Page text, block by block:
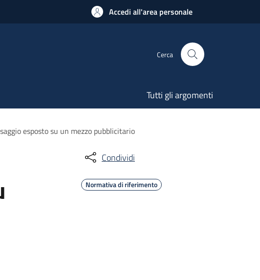
Accedi all'area personale
Cerca
Tutti gli argomenti
esposto su un mezzo pubblicitario
Condividi
Normativa di riferimento